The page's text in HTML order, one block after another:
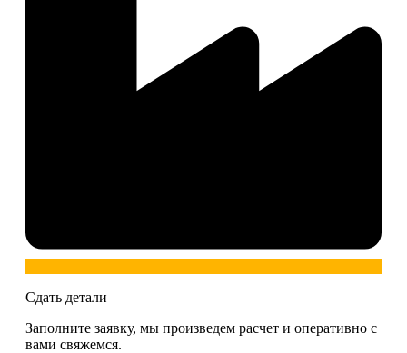
Сдать детали
Заполните заявку, мы произведем расчет и оперативно с
вами свяжемся.